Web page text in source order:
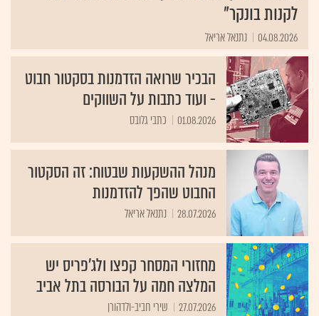
לקנות בונקר"
04.08.2026 נתנאל אריאל
הבכיר שרואה הזדמנות בסקטור חבוט
- ועוד כתבות על השווקים
01.08.2026 כתבי גלובס
מנהל ההשקעות שבטוח: זה הסקטור
החבוט שהפך להזדמנות
28.07.2026 נתנאל אריאל
מחזורי המסחר קפצו ולג'פריס יש
המלצה חמה על הבורסה בתל אביב
27.07.2026 שירי חביב-ולדהורן